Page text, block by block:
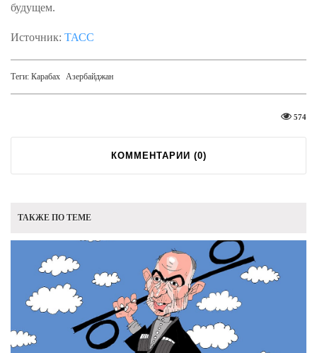
будущем.
Источник: ТАСС
Теги: Карабах Азербайджан
574
КОММЕНТАРИИ (0)
ТАКЖЕ ПО ТЕМЕ